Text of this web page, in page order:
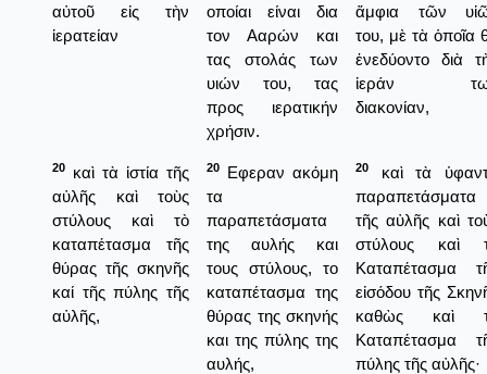
αὐτοῦ εἰς τὴν
ἱερατείαν
οποίαι είναι δια
τον Ααρών και
τας στολάς των
υιών του, τας
προς ιερατικήν
χρήσιν.
ἄμφια τῶν
του, μὲ τὰ ὁποῖα
ἐνεδύοντο διὰ
ἱεράν
διακονίαν,
20
καὶ τὰ ἱστία τῆς
αὐλῆς καὶ τοὺς
στύλους καὶ τὸ
καταπέτασμα τῆς
θύρας τῆς σκηνῆς
καί τῆς πύλης τῆς
αὐλῆς,
20
Εφεραν ακόμη
τα
παραπετάσματα
της αυλής και
τους στύλους, το
καταπέτασμα της
θύρας της σκηνής
και της πύλης της
αυλής,
20
καὶ τὰ
παραπετάσματα
τῆς αὐλῆς καὶ
στύλους καὶ
Καταπέτασμα
εἰσόδου τῆς
καθὼς καὶ
Καταπέτασμα
πύλης τῆς αὐλῆς·